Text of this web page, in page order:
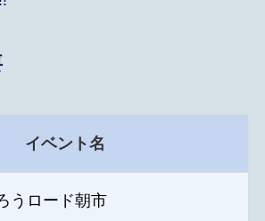
イベント名
うロード朝市